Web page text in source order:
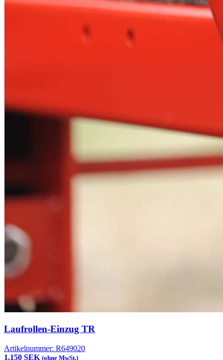
Laufrollen-Einzug TR
Artikelnummer: R649020
1.150 SEK (ohne MwSt.)